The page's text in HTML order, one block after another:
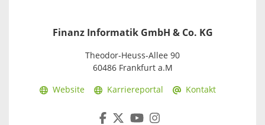
Finanz Informatik GmbH & Co. KG
Theodor-Heuss-Allee 90
60486 Frankfurt a.M
Website Karriereportal Kontakt